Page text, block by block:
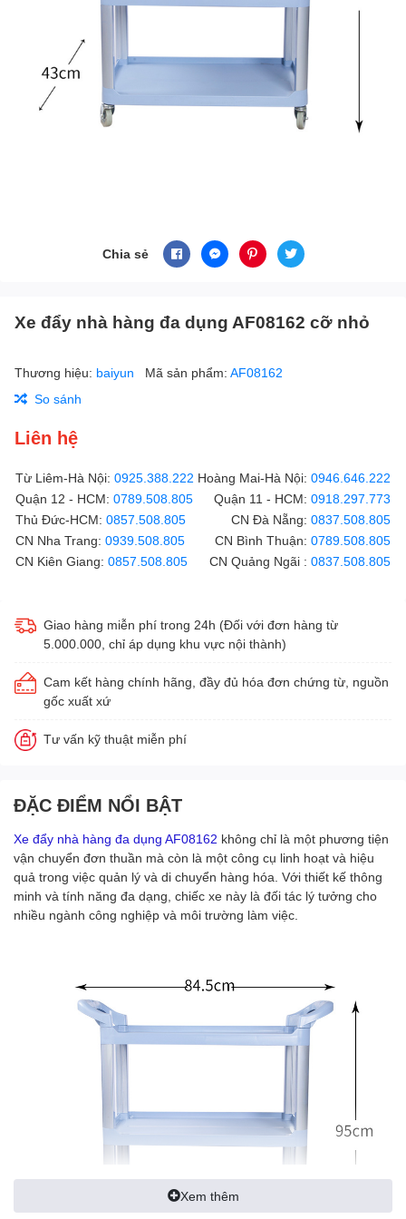
Chia sẻ
Xe đẩy nhà hàng đa dụng AF08162 cỡ nhỏ
Thương hiệu: baiyun Mã sản phẩm: AF08162
So sánh
Liên hệ
Từ Liêm-Hà Nội: 0925.388.222 Hoàng Mai-Hà Nội: 0946.646.222
Quận 12 - HCM: 0789.508.805 Quận 11 - HCM: 0918.297.773
Thủ Đức-HCM: 0857.508.805 CN Đà Nẵng: 0837.508.805
CN Nha Trang: 0939.508.805 CN Bình Thuận: 0789.508.805
CN Kiên Giang: 0857.508.805 CN Quảng Ngãi : 0837.508.805
Giao hàng miễn phí trong 24h (Đối với đơn hàng từ
5.000.000, chỉ áp dụng khu vực nội thành)
Cam kết hàng chính hãng, đầy đủ hóa đơn chứng từ, nguồn
gốc xuất xứ
Tư vấn kỹ thuật miễn phí
ĐẶC ĐIỂM NỔI BẬT
Xe đẩy nhà hàng đa dụng AF08162 không chỉ là một phương tiện
vận chuyển đơn thuần mà còn là một công cụ linh hoạt và hiệu
quả trong việc quản lý và di chuyển hàng hóa. Với thiết kế thông
minh và tính năng đa dạng, chiếc xe này là đối tác lý tưởng cho
nhiều ngành công nghiệp và môi trường làm việc.
Xem thêm